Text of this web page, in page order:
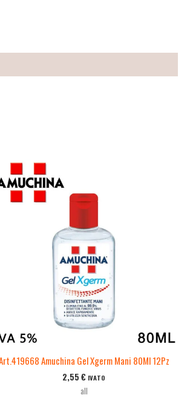
Amuchina Gel Xgerm Mani 80Ml 12Pz
2,55 € IVATO
all